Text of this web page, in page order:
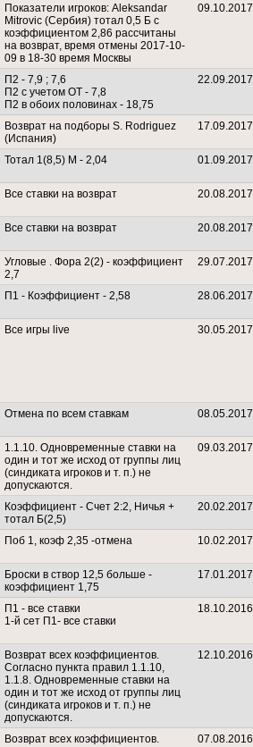
Показатели игроков: Aleksandar
Mitrovic (Сербия) тотал 0,5 Б с
коэффициентом 2,86 рассчитаны
на возврат, время отмены 2017-10-
09 в 18-30 время Москвы
09.10.2017
П2 - 7,9 ; 7,6
П2 с учетом ОТ - 7,8
П2 в обоих половинах - 18,75
22.09.2017
Возврат на подборы S. Rodriguez
(Испания)
17.09.2017
Тотал 1(8,5) М - 2,04 01.09.2017
Все ставки на возврат 20.08.2017
Все ставки на возврат 20.08.2017
Угловые . Фора 2(2) - коэффициент
2,7
29.07.2017
П1 - Коэффициент - 2,58 28.06.2017
Все игры live 30.05.2017
Отмена по всем ставкам 08.05.2017
1.1.10. Одновременные ставки на
один и тот же исход от группы лиц
(синдиката игроков и т. п.) не
допускаются.
09.03.2017
Коэффициент - Счет 2:2, Ничья +
тотал Б(2,5)
20.02.2017
Поб 1, коэф 2,35 -отмена 10.02.2017
Броски в створ 12,5 больше -
коэффициент 1,75
17.01.2017
П1 - все ставки
1-й сет П1- все ставки
18.10.2016
Возврат всех коэффициентов.
Согласно пункта правил 1.1.10,
1.1.8. Одновременные ставки на
один и тот же исход от группы лиц
(синдиката игроков и т. п.) не
допускаются.
12.10.2016
Возврат всех коэффициентов.
07.08.2016